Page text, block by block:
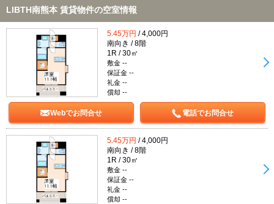
LIBTH南熊本 賃貸物件の空室情報
5.45万円 / 4,000円
南向き / 8階
1R / 30㎡
敷金 --
保証金 --
礼金 --
償却 --
Webでお問合せ 電話でお問合せ
5.45万円 / 4,000円
南向き / 8階
1R / 30㎡
敷金 --
保証金 --
礼金 --
償却 --